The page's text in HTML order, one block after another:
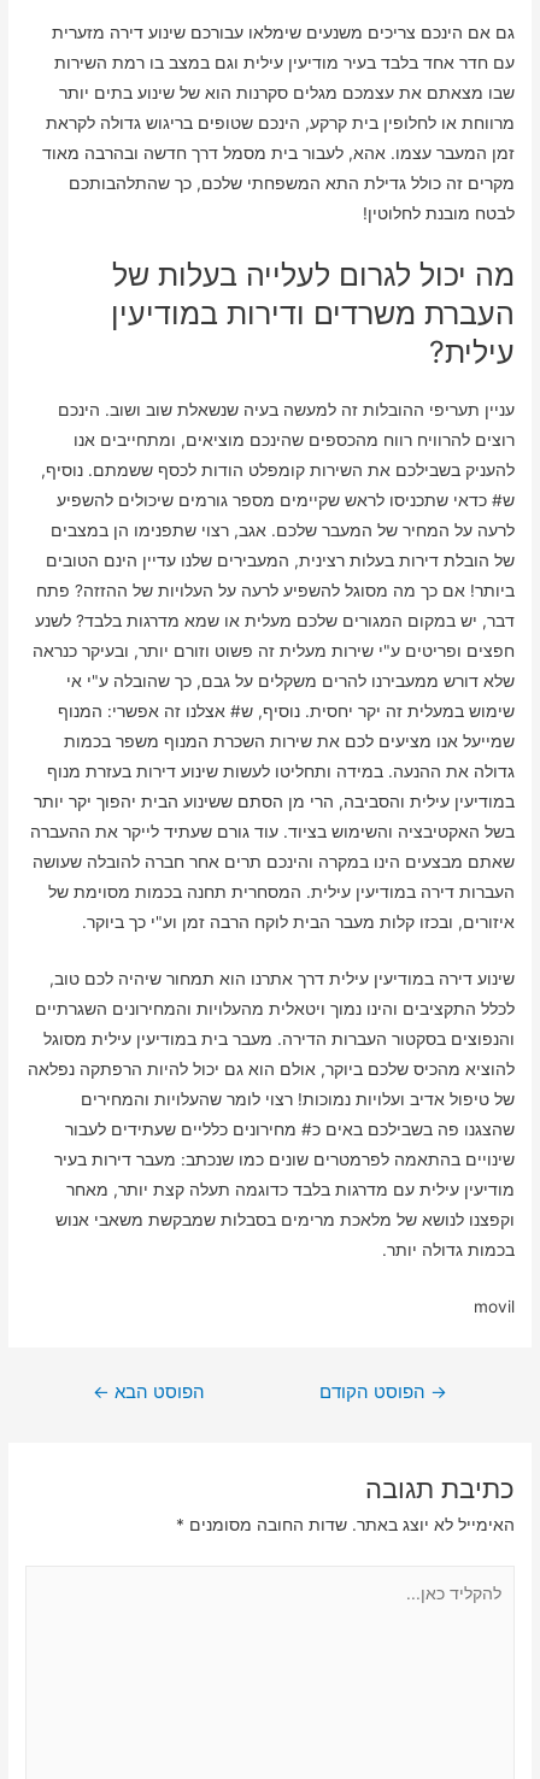
גם אם הינכם צריכים משנעים שימלאו עבורכם שינוע דירה מזערית
עם חדר אחד בלבד בעיר מודיעין עילית וגם במצב בו רמת השירות
שבו מצאתם את עצמכם מגלים סקרנות הוא של שינוע בתים יותר
מרווחת או לחלופין בית קרקע, הינכם שטופים בריגוש גדולה לקראת
זמן המעבר עצמו. אהא, לעבור בית מסמל דרך חדשה ובהרבה מאוד
מקרים זה כולל גדילת התא המשפחתי שלכם, כך שהתלהבותכם
לבטח מובנת לחלוטין!
מה יכול לגרום לעלייה בעלות של
העברת משרדים ודירות במודיעין
עילית?
עניין תעריפי ההובלות זה למעשה בעיה שנשאלת שוב ושוב. הינכם
רוצים להרוויח רווח מהכספים שהינכם מוציאים, ומתחייבים אנו
להעניק בשבילכם את השירות קומפלט הודות לכסף ששמתם. נוסיף,
ש# כדאי שתכניסו לראש שקיימים מספר גורמים שיכולים להשפיע
לרעה על המחיר של המעבר שלכם. אגב, רצוי שתפנימו הן במצבים
של הובלת דירות בעלות רצינית, המעבירים שלנו עדיין הינם הטובים
ביותר! אם כך מה מסוגל להשפיע לרעה על העלויות של ההזזה? פתח
דבר, יש במקום המגורים שלכם מעלית או שמא מדרגות בלבד? לשנע
חפצים ופריטים ע"י שירות מעלית זה פשוט וזורם יותר, ובעיקר כנראה
שלא דורש ממעבירנו להרים משקלים על גבם, כך שהובלה ע"י אי
שימוש במעלית זה יקר יחסית. נוסיף, ש# אצלנו זה אפשרי: המנוף
שמייעל אנו מציעים לכם את שירות השכרת המנוף משפר בכמות
גדולה את ההנעה. במידה ותחליטו לעשות שינוע דירות בעזרת מנוף
במודיעין עילית והסביבה, הרי מן הסתם ששינוע הבית יהפוך יקר יותר
בשל האקטיבציה והשימוש בציוד. עוד גורם שעתיד לייקר את ההעברה
שאתם מבצעים הינו במקרה והינכם תרים אחר חברה להובלה שעושה
העברות דירה במודיעין עילית. המסחרית תחנה בכמות מסוימת של
איזורים, ובכזו קלות מעבר הבית לוקח הרבה זמן וע"י כך ביוקר.
שינוע דירה במודיעין עילית דרך אתרנו הוא תמחור שיהיה לכם טוב,
לכלל התקציבים והינו נמוך ויטאלית מהעלויות והמחירונים השגרתיים
והנפוצים בסקטור העברות הדירה. מעבר בית במודיעין עילית מסוגל
להוציא מהכיס שלכם ביוקר, אולם הוא גם יכול להיות הרפתקה נפלאה
של טיפול אדיב ועלויות נמוכות! רצוי לומר שהעלויות והמחירים
שהצגנו פה בשבילכם באים כ# מחירונים כלליים שעתידים לעבור
שינויים בהתאמה לפרמטרים שונים כמו שנכתב: מעבר דירות בעיר
מודיעין עילית עם מדרגות בלבד כדוגמה תעלה קצת יותר, מאחר
וקפצנו לנושא של מלאכת מרימים בסבלות שמבקשת משאבי אנוש
בכמות גדולה יותר.
movil
ניווט
→ הפוסט הקודם הפוסט הבא ←
כתיבת תגובה
האימייל לא יוצג באתר. שדות החובה מסומנים *